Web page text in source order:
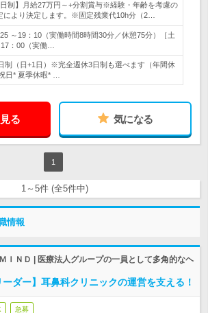
日制】月給27万円～+分割賞与※経験・年齢を考慮の
により決定します。※固定残業代10h分（2…
25 ～19：10（実働時間8時間30分／休憩75分）［土
：00（実働…
制（日+1日）※完全週休3日制も選べます（年間休
日* 夏季休暇* …
る 気になる
1
1～5件 (全5件中)
情報
ＩＮＤ | 医療法人グループの一員として多角的なヘ
ーダー】耳鼻科クリニックの運営を支える！
急募